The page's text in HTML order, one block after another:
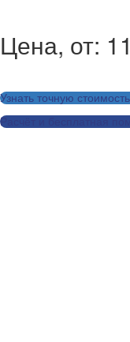
Цена, от:
Узнать точную
Расчёт и бесплатная